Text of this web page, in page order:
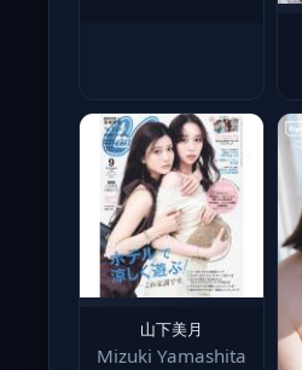
山下美月
Mizuki Yamashita